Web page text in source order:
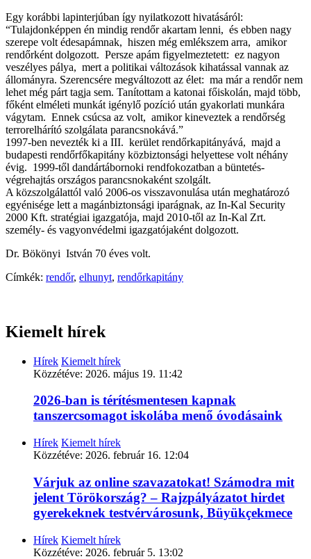
Egy korábbi lapinterjúban így nyilatkozott hivatásáról:
“Tulajdonképpen én mindig rendőr akartam lenni, és ebben nagy
szerepe volt édesapámnak, hiszen még emlékszem arra, amikor
rendőrként dolgozott. Persze apám figyelmeztetett: ez nagyon
veszélyes pálya, mert a politikai változások kihatással vannak az
állományra. Szerencsére megváltozott az élet: ma már a rendőr nem
lehet még párt tagja sem. Tanítottam a katonai főiskolán, majd több,
főként elméleti munkát igénylő pozíció után gyakorlati munkára
vágytam. Ennek csúcsa az volt, amikor kineveztek a rendőrség
terrorelhárító szolgálata parancsnokává.”
1997-ben nevezték ki a III. kerület rendőrkapitányává, majd a
budapesti rendőrfőkapitány közbiztonsági helyettese volt néhány
évig. 1999-től dandártábornoki rendfokozatban a büntetés-
végrehajtás országos parancsnokaként szolgált.
A közszolgálattól való 2006-os visszavonulása után meghatározó
egyénisége lett a magánbiztonsági iparágnak, az In-Kal Security
2000 Kft. stratégiai igazgatója, majd 2010-től az In-Kal Zrt.
személy- és vagyonvédelmi igazgatójaként dolgozott.
Dr. Bökönyi István 70 éves volt.
Címkék: rendőr, elhunyt, rendőrkapitány
Kiemelt hírek
Hírek Kiemelt hírek
Közzétéve: 2026. május 19. 11:42
2026-ban is térítésmentesen kapnak
tanszercsomagot iskolába menő óvodásaink
Hírek Kiemelt hírek
Közzétéve: 2026. február 16. 12:04
Várjuk az online szavazatokat! Számodra mit
jelent Törökország? – Rajzpályázatot hirdet
gyerekeknek testvérvárosunk, Büyükçekmece
Hírek Kiemelt hírek
Közzétéve: 2026. február 5. 13:02